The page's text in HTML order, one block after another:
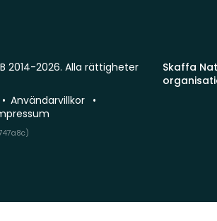
Skaffa
2014-2026. Alla rättigheter
Användarvillkor